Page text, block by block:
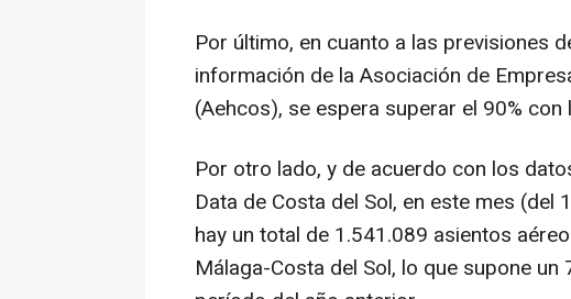
Por último, en cuanto a las previsiones
información de la Asociación de
(Aehcos), se espera superar el 90%
Por otro lado, y de acuerdo con los
Data de Costa del Sol, en este mes
hay un total de 1.541.089 asientos
Málaga-Costa del Sol, lo que supone un